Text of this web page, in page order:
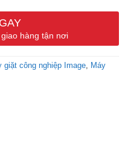
tại Séc
hàng tận nơi
giặt công nghiệp Image, Máy